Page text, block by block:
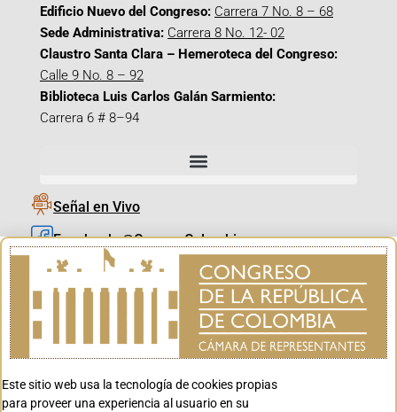
Edificio Nuevo del Congreso: Carrera 7 No. 8 – 68
Sede Administrativa: Carrera 8 No. 12- 02
Claustro Santa Clara – Hemeroteca del Congreso:
Calle 9 No. 8 – 92
Biblioteca Luis Carlos Galán Sarmiento:
Carrera 6 # 8–94
Señal en Vivo
Facebook_@CamaraColombia
Instagram_@CamaraColombia
X_@CamaraColombia
Youtube_@CamaraColombia
Youtube_@CanalCongreso
Este sitio web usa la tecnología de cookies propias
para proveer una experiencia al usuario en su